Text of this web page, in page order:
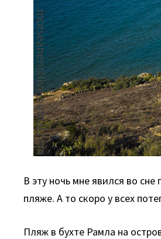
В эту ночь мне явился во
пляже. А то скоро у всех
Пляж в бухте Рамла на